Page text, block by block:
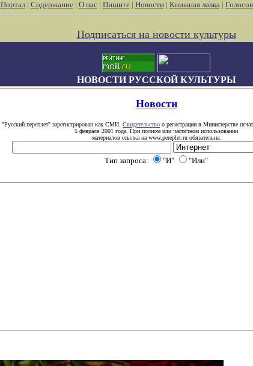
Портал| Содержание| О нас| Пишите| Новости| Книжная лавка|
Подписаться на новости культуры
НОВОСТИ РУССКОЙ КУЛЬТУРЫ
Новости
"Русский переплет" зарегистрирован как СМИ. Свидетельство о регистрации в Министерстве
5 февраля 2001 года. При полном или частичном использовании
материалов ссылка на www.pereplet.ru обязательна.
Тип запроса: "И" "Или"